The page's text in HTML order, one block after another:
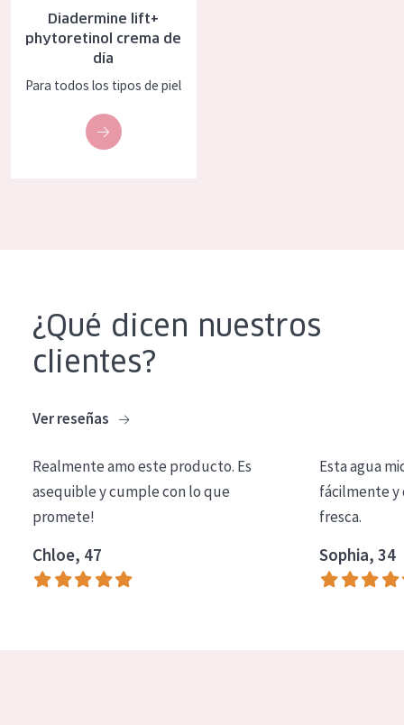
Lift+
Piel sensible
EDAD
Edad: de 35 a 55
Piel madura
Diadermine lift+
phytoretinol crema de
día
Para todos los tipos de piel
¿Qué dicen nuestros
clientes?
Ver reseñas
Realmente amo este producto. Es
asequible y cumple con lo que
promete!
Chloe, 47
Esta agua
fácilmente y
fresca.
Sophia, 34